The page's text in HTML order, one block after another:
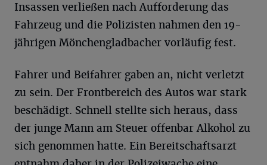
Insassen verließen nach Aufforderung das
Fahrzeug und die Polizisten nahmen den 19-
jährigen Mönchengladbacher vorläufig fest.
Fahrer und Beifahrer gaben an, nicht verletzt
zu sein. Der Frontbereich des Autos war stark
beschädigt. Schnell stellte sich heraus, dass
der junge Mann am Steuer offenbar Alkohol zu
sich genommen hatte. Ein Bereitschaftsarzt